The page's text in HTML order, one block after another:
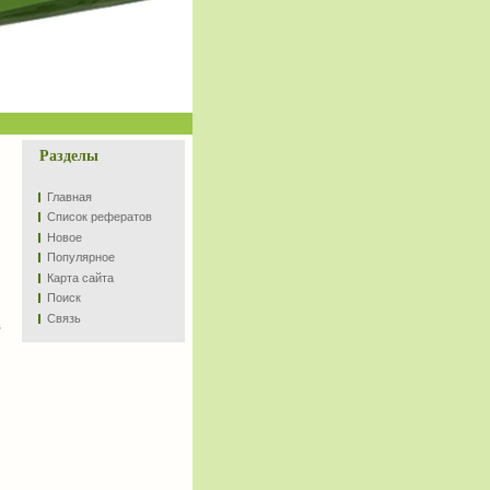
Разделы
Главная
Список рефератов
Новое
Популярное
Карта сайта
Поиск
Связь